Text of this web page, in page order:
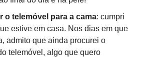
o telemóvel para a cama: cumpri
estive em casa. Nos dias em que
admito que ainda procurei o
telemóvel, algo que quero